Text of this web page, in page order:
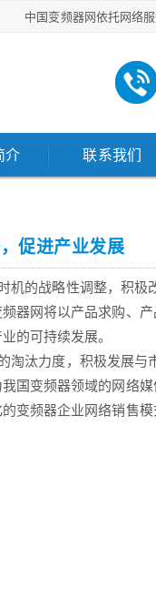
中国变频器网依托网络
介 联系我们
促进产业发展
的战略性调整，积极
器网将以产品求购、
的可持续发展。
汰力度，积极发展与
国变频器领域的网络
变频器企业网络销售模